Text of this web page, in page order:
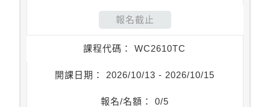
WC2610TC
2026/10/13 - 2026/10/15
0/5